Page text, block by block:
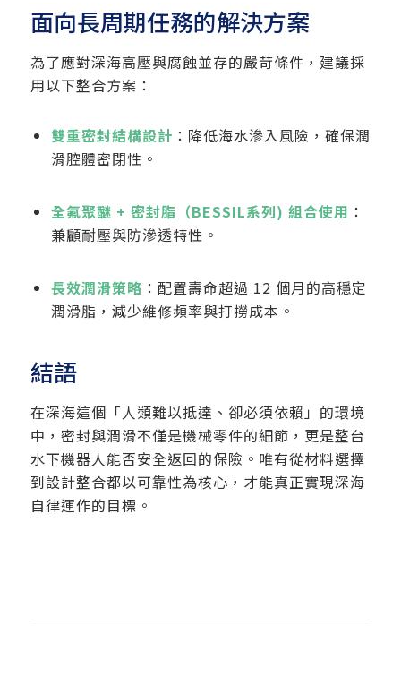
面向長周期任務的解決方案
為了應對深海高壓與腐蝕並存的嚴苛條件，建議採
用以下整合方案：
雙重密封結構設計 ：降低海水滲入風險，確保潤
滑腔體密閉性。
全氟聚醚 + 密封脂（BESSIL系列) 組合使用 ：
兼顧耐壓與防滲透特性。
長效潤滑策略 ：配置壽命超過 12 個月的高穩定
潤滑脂，減少維修頻率與打撈成本。
結語
在深海這個「人類難以抵達、卻必須依賴」的環境
中，密封與潤滑不僅是機械零件的細節，更是整台
水下機器人能否安全返回的保險。唯有從材料選擇
到設計整合都以可靠性為核心，才能真正實現深海
自律運作的目標。